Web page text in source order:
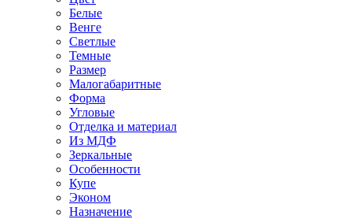
Белые
Венге
Светлые
Темные
Размер
Малогабаритные
Форма
Угловые
Отделка и материал
Из МДФ
Зеркальные
Особенности
Купе
Эконом
Назначение